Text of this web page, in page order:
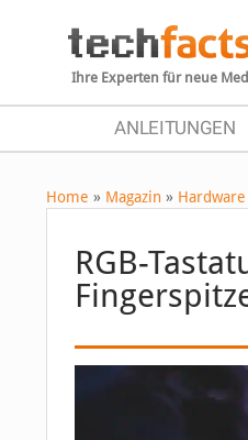
Ihre Experten für neue
ANLEITUNGEN
Home » Magazin » Hardware
RGB-